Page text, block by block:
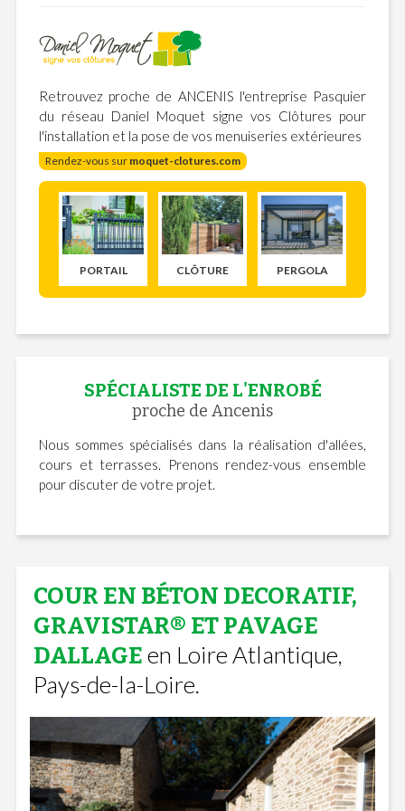
Retrouvez proche de ANCENIS l'entreprise Pasquier
du réseau Daniel Moquet signe vos Clôtures pour
l'installation et la pose de vos menuiseries extérieures
Rendez-vous sur moquet-clotures.com
PORTAIL CLÔTURE PERGOLA
SPÉCIALISTE DE L'ENROBÉ
proche de Ancenis
Nous sommes spécialisés dans la réalisation d'allées,
cours et terrasses. Prenons rendez-vous ensemble
pour discuter de votre projet.
COUR EN BÉTON DECORATIF,
GRAVISTAR® ET PAVAGE
DALLAGEen Loire Atlantique,
Pays-de-la-Loire.